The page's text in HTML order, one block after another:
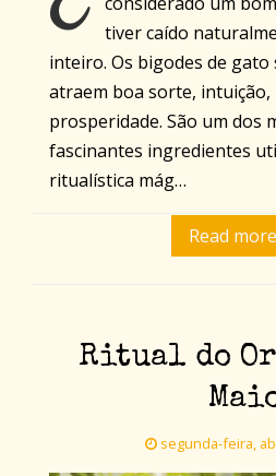
tiver caído
inteiro. Os bigodes de gato
atraem boa sorte, intuição,
prosperidade. São um dos
fascinantes ingredientes
ritualística mág…
Read
Ritual do
segunda-feira,